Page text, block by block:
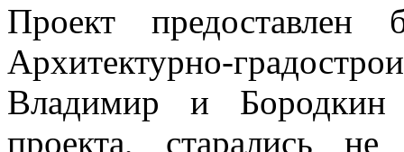
Проект
Архитектурно-
Владимир и
проекта, старались